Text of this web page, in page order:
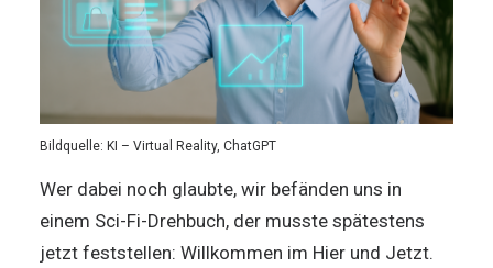
Bildquelle: KI – Virtual Reality, ChatGPT
Wer dabei noch glaubte, wir befänden uns in
einem Sci-Fi-Drehbuch, der musste spätestens
jetzt feststellen: Willkommen im Hier und Jetzt.